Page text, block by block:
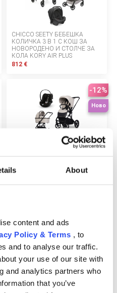
About
content and ads
Policy & Terms , to
and to analyse our traffic.
your use of our site with
and analytics partners who
that you’ve
CHICCO SEETY БЕБЕШКА
КОЛИЧКА 3 В 1 С КОШ ЗА
НОВОРОДЕНО И СТОЛЧЕ ЗА
КОЛА KORY AIR PLUS
812 €
-12%
Ново
CAVOE MOI XL БЕБЕШКА
КОЛА CYBEX CLOUD G PLUS
CYBEX MELIO CARBON
БЕБЕШКА КОЛИЧКА 3 В 1 С
КОШ ЗА НОВОРОДЕНО И
СТОЛЧЕ ЗА КОЛА ATON S2